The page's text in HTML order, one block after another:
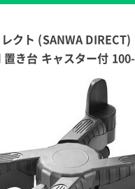
クト (SANWA
置き台 キャスター付